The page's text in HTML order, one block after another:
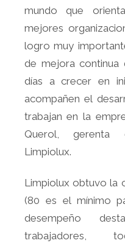
mundo que
mejores
logro muy
de mejora continua
días a crecer en
acompañen el
trabajan en la
Querol, gerenta
Limpiolux.
Limpiolux obtuvo la
(80 es el mínimo
desempeño
trabajadores,